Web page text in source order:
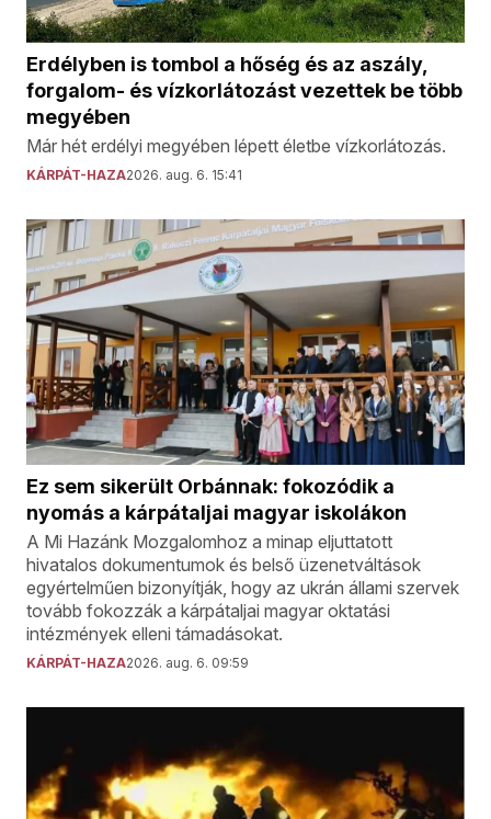
Erdélyben is tombol a hőség és az aszály,
forgalom- és vízkorlátozást vezettek be több
megyében
Már hét erdélyi megyében lépett életbe vízkorlátozás.
KÁRPÁT-HAZA2026. aug. 6. 15:41
Ez sem sikerült Orbánnak: fokozódik a
nyomás a kárpátaljai magyar iskolákon
A Mi Hazánk Mozgalomhoz a minap eljuttatott
hivatalos dokumentumok és belső üzenetváltások
egyértelműen bizonyítják, hogy az ukrán állami szervek
tovább fokozzák a kárpátaljai magyar oktatási
intézmények elleni támadásokat.
KÁRPÁT-HAZA2026. aug. 6. 09:59